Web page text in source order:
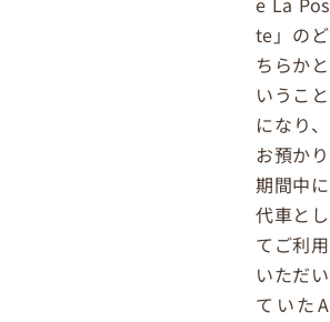
te」のど
ちらかと
いうこと
になり、
お預かり
期間中に
代車とし
てご利用
いただい
ていたA